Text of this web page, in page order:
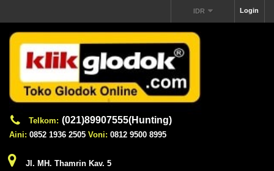
Login
IDR
Telkom: (021)89907555(Hunting)
Aini: 0852 1936 2505 Voni: 0812 9500 8995
Jl. MH. Thamrin Kav. 5